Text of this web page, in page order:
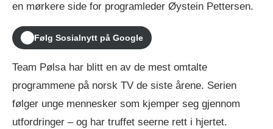
en mørkere side for programleder Øystein Pettersen.
Følg Sosialnytt på Google
Team Pølsa har blitt en av de mest omtalte
programmene på norsk TV de siste årene. Serien
følger unge mennesker som kjemper seg gjennom
utfordringer – og har truffet seerne rett i hjertet.